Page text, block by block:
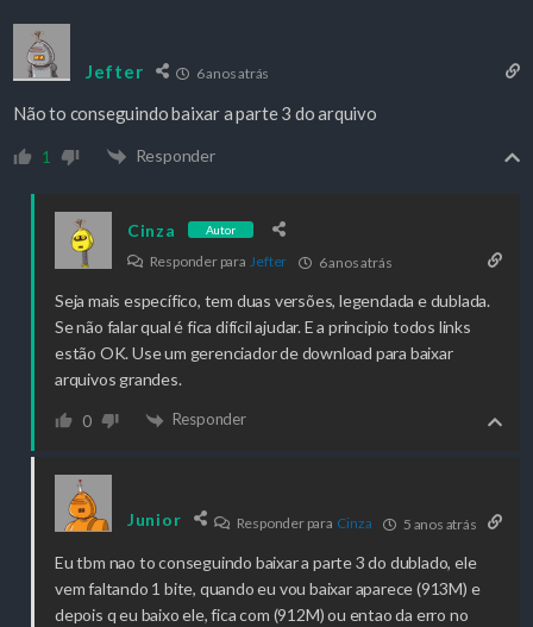
Jefter 6 anos atrás
Não to conseguindo baixar a parte 3 do arquivo
1 Responder
Cinza Autor
Responder paraJefter 6 anos atrás
Seja mais específico, tem duas versões, legendada e dublada.
Se não falar qual é fica difícil ajudar. E a principio todos links
estão OK. Use um gerenciador de download para baixar
arquivos grandes.
0 Responder
Junior Responder para Cinza 5 anos atrás
Eu tbm nao to conseguindo baixar a parte 3 do dublado, ele
vem faltando 1 bite, quando eu vou baixar aparece (913M) e
depois q eu baixo ele, fica com (912M) ou entao da erro no